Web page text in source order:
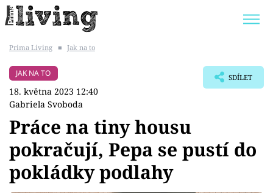
BYDLENÍ SLAVNÝCH
Témata
Bydlení
Prima Living ■ Jak na to
JAK NA TO
18. května 2023 12:40
Gabriela Svoboda
SDÍLET
Práce na tiny housu
pokračují, Pepa se pustí do
pokládky podlahy